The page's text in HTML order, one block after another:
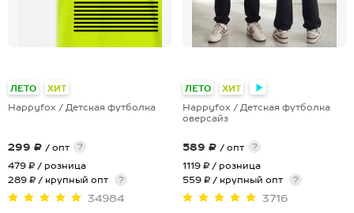
ЛЕТО ХИТ
Happyfox / Детская футболка
299 ₽ / опт
?
479 ₽ / розница
289 ₽ / крупный опт
?
34984
ЛЕТО ХИТ
Happyfox / Детская футболка
оверсайз
589 ₽ / опт
?
1119 ₽ / розница
559 ₽ / крупный опт
?
3716